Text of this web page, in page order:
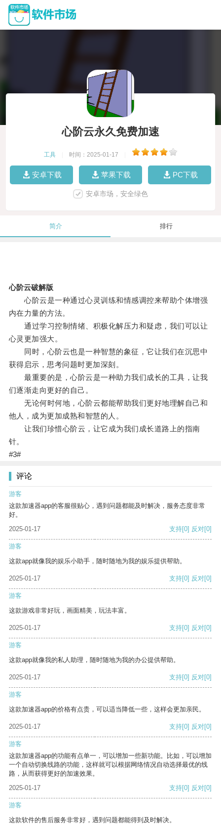
心阶云永久免费加速
工具 时间：2025-01-17
安卓下载 苹果下载 PC下载
安卓市场，安全绿色
简介 排行
心阶云破解版
心阶云是一种通过心灵训练和情感调控来帮助个体增强
内在力量的方法。
通过学习控制情绪、积极化解压力和疑虑，我们可以让
心灵更加强大。
同时，心阶云也是一种智慧的象征，它让我们在沉思中
获得启示，思考问题时更加深刻。
最重要的是，心阶云是一种助力我们成长的工具，让我
们逐渐走向更好的自己。
无论何时何地，心阶云都能帮助我们更好地理解自己和
他人，成为更加成熟和智慧的人。
让我们珍惜心阶云，让它成为我们成长道路上的指南
针。
#3#
评论
游客
这款加速器app的客服很贴心，遇到问题都能及时解决，服务态度非常
好。
2025-01-17
支持[0] 反对[0]
游客
这款app就像我的娱乐小助手，随时随地为我的娱乐提供帮助。
2025-01-17 支持[0] 反对[0]
游客
这款游戏非常好玩，画面精美，玩法丰富。
2025-01-17 支持[0] 反对[0]
游客
这款app就像我的私人助理，随时随地为我的办公提供帮助。
2025-01-17 支持[0] 反对[0]
游客
这款加速器app的价格有点贵，可以适当降低一些，这样会更加亲民。
2025-01-17 支持[0] 反对[0]
游客
这款加速器app的功能有点单一，可以增加一些新功能。比如，可以增加
一个自动切换线路的功能，这样就可以根据网络情况自动选择最优的线
路，从而获得更好的加速效果。
2025-01-17
支持[0] 反对[0]
游客
这款软件的售后服务非常好，遇到问题都能得到及时解决。